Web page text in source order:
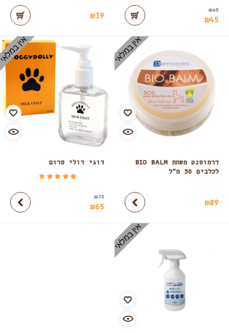
₪65
₪45
₪39
דרמוסנט משחת BIO BALM
לכלבים 50 מ”ל
₪89
אין במלאי
דוגי דולי סרום
₪75
₪65
אין
אין במלאי